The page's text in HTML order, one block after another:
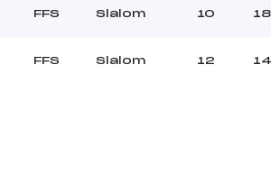
FFS Slalom 10
FFS Slalom 12